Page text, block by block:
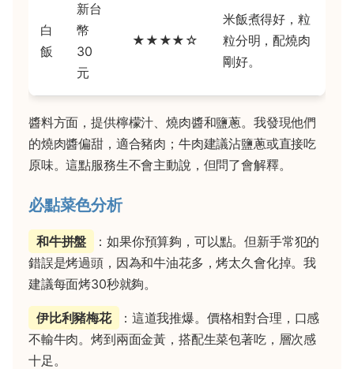
白
飯
新台
幣
30
元
★★★★☆
米飯煮得好，粒
粒分明，配燒肉
剛好。
醬料方面，提供檸檬汁、燒肉醬和鹽蔥。我發現他們
的燒肉醬偏甜，適合豬肉；牛肉建議沾鹽蔥或直接吃
原味。這點服務生不會主動說，但問了會解釋。
必點菜色分析
和牛拼盤
：如果你預算夠，可以點。但新手常犯的
錯誤是烤過頭，因為和牛油花多，烤太久會化掉。我
建議每面烤30秒就夠。
伊比利豬梅花
：這道我推爆。價格相對合理，口感
不輸牛肉。烤到兩面金黃，搭配生菜包著吃，層次感
十足。